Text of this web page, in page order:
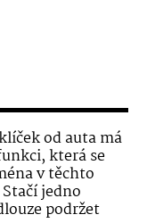
od auta má
která se
v těchto
jedno
podržet